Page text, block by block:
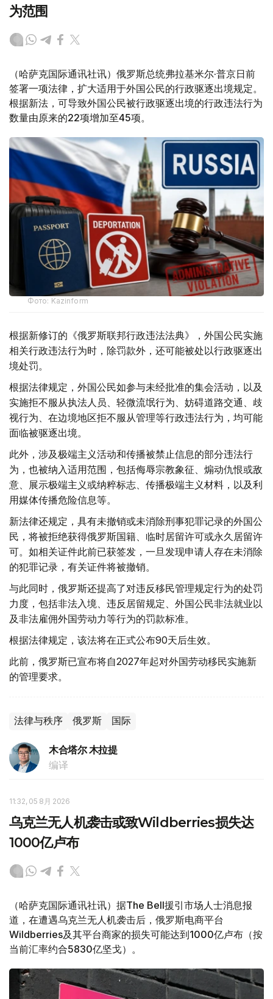
为范围
（哈萨克国际通讯社讯）俄罗斯总统弗拉基米尔·普京日前
签署一项法律，扩大适用于外国公民的行政驱逐出境规定。
根据新法，可导致外国公民被行政驱逐出境的行政违法行为
数量由原来的22项增加至45项。
Фото: Kazinform
根据新修订的《俄罗斯联邦行政违法法典》，外国公民实施
相关行政违法行为时，除罚款外，还可能被处以行政驱逐出
境处罚。
根据法律规定，外国公民如参与未经批准的集会活动，以及
实施拒不服从执法人员、轻微流氓行为、妨碍道路交通、歧
视行为、在边境地区拒不服从管理等行政违法行为，均可能
面临被驱逐出境。
此外，涉及极端主义活动和传播被禁止信息的部分违法行
为，也被纳入适用范围，包括侮辱宗教象征、煽动仇恨或敌
意、展示极端主义或纳粹标志、传播极端主义材料，以及利
用媒体传播危险信息等。
新法律还规定，具有未撤销或未消除刑事犯罪记录的外国公
民，将被拒绝获得俄罗斯国籍、临时居留许可或永久居留许
可。如相关证件此前已获签发，一旦发现申请人存在未消除
的犯罪记录，有关证件将被撤销。
与此同时，俄罗斯还提高了对违反移民管理规定行为的处罚
力度，包括非法入境、违反居留规定、外国公民非法就业以
及非法雇佣外国劳动力等行为的罚款标准。
根据法律规定，该法将在正式公布90天后生效。
此前，俄罗斯已宣布将自2027年起对外国劳动移民实施新
的管理要求。
法律与秩序 俄罗斯 国际
木合塔尔 木拉提
编译
11:32, 05 8月 2026
乌克兰无人机袭击或致Wildberries损失达
1000亿卢布
（哈萨克国际通讯社讯）据The Bell援引市场人士消息报
道，在遭遇乌克兰无人机袭击后，俄罗斯电商平台
Wildberries及其平台商家的损失可能达到1000亿卢布（按
当前汇率约合5830亿坚戈）。